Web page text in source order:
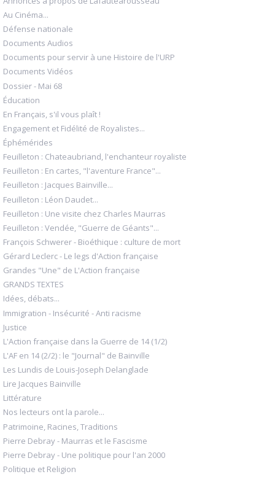
Au Cinéma...
Défense nationale
Documents Audios
Documents pour servir à une Histoire de l'URP
Documents Vidéos
Dossier - Mai 68
Éducation
En Français, s'il vous plaît !
Engagement et Fidélité de Royalistes...
Éphémérides
Feuilleton : Chateaubriand, l'enchanteur royaliste
Feuilleton : En cartes, "l'aventure France"...
Feuilleton : Jacques Bainville...
Feuilleton : Léon Daudet...
Feuilleton : Une visite chez Charles Maurras
Feuilleton : Vendée, "Guerre de Géants"...
François Schwerer - Bioéthique : culture de mort
Gérard Leclerc - Le legs d'Action française
Grandes "Une" de L'Action française
GRANDS TEXTES
Idées, débats...
Immigration - Insécurité - Anti racisme
Justice
L'Action française dans la Guerre de 14 (1/2)
L'AF en 14 (2/2) : le "Journal" de Bainville
Les Lundis de Louis-Joseph Delanglade
Lire Jacques Bainville
Littérature
Nos lecteurs ont la parole...
Patrimoine, Racines, Traditions
Pierre Debray - Maurras et le Fascisme
Pierre Debray - Une politique pour l'an 2000
Politique et Religion